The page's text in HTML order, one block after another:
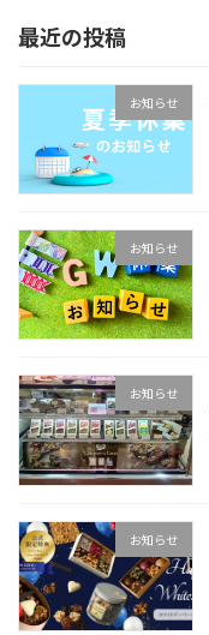
最近の投稿
お知らせ
お知らせ
お知らせ
お知らせ